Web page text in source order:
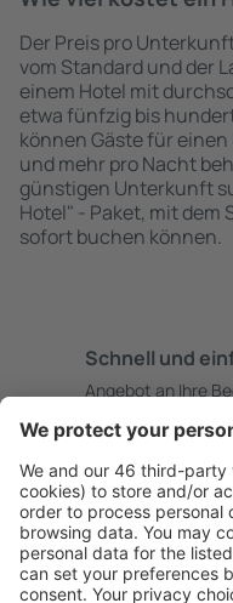
Der Preis pro
vom Standard und der
einem Hotel mit
etwa fünfzig bis
können Gäste für
und mehr pro Nacht
günstigen Unterkunft
Hotel" - Paket, mit dem
sofort buchen können.
Schnell und
Angebot an Ihre
Sicher planen
Buchen ohne
Mehr sparen